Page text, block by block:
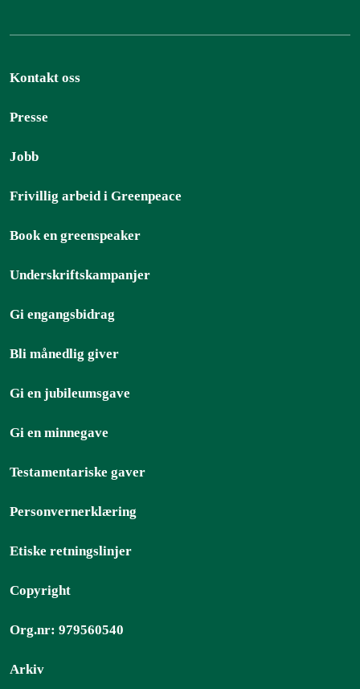
Kontakt oss
Presse
Jobb
Frivillig arbeid i Greenpeace
Book en greenspeaker
Underskriftskampanjer
Gi engangsbidrag
Bli månedlig giver
Gi en jubileumsgave
Gi en minnegave
Testamentariske gaver
Personvernerklæring
Etiske retningslinjer
Copyright
Org.nr: 979560540
Arkiv